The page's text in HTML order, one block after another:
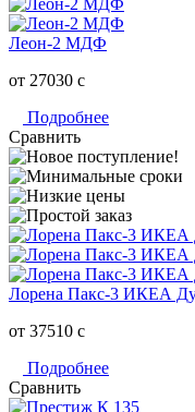
Леон-2 МДФ
от 27030 c
Подробнее
Сравнить
Лорена Пакс-3 ИКЕА
от 37510 c
Подробнее
Сравнить